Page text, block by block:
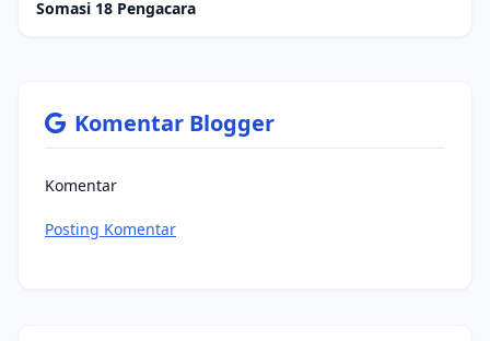
Somasi 18 Pengacara
Komentar Blogger
Komentar
Posting Komentar